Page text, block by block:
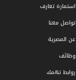
استمارة تعارف
تواصل معنا
عن المصرية
وظائف
روابط تهمك